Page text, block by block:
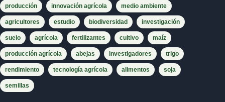
producción innovación agrícola medio ambiente
agricultores estudio biodiversidad investigación
suelo agrícola fertilizantes cultivo maíz
producción agrícola abejas investigadores trigo
rendimiento tecnología agrícola alimentos soja
semillas